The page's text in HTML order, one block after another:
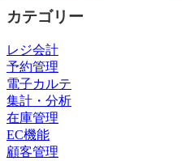
カテゴリー
レジ会計
予約管理
電子カルテ
集計・分析
在庫管理
EC機能
顧客管理